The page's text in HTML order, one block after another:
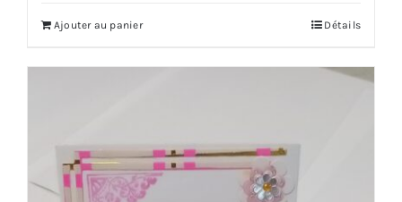
Ajouter au panier Détails